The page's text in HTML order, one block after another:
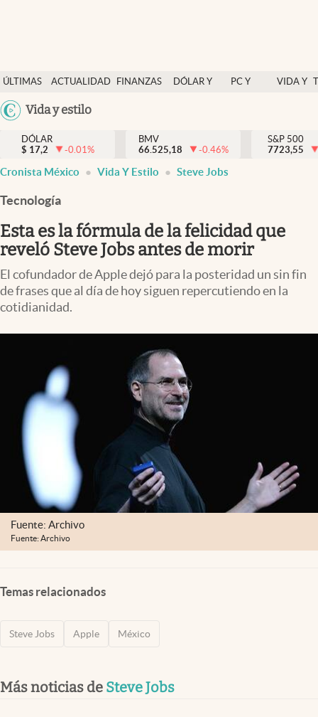
ÚLTIMAS
NOTICIAS
ACTUALIDAD
FINANZAS
DÓLAR Y
PC Y
VIDA Y
México
Vida y estilo
Actualidad
Finanzas y economía
Dólar y mercados
Pc y celular
Vida y estilo
abre en nueva pestaña
DÓLAR
$ 17,2 -0.01%
BMV
66.525,18
-0.46%
S&P 500
7723,55
Cronista México Vida Y Estilo Steve Jobs
Tecnología
Esta es la fórmula de la felicidad que
reveló Steve Jobs antes de morir
El cofundador de Apple dejó para la posteridad un sin fin
de frases que al día de hoy siguen repercutiendo en la
cotidianidad.
Fuente: Archivo
Fuente: Archivo
Temas relacionados
Steve Jobs Apple México
Más noticias de Steve Jobs